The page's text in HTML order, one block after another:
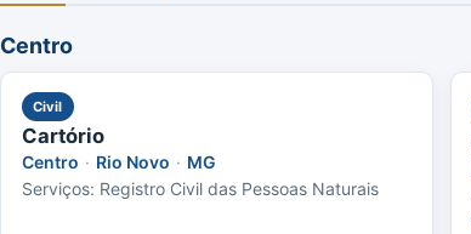
Centro
Civil
Cartório
Centro · Rio Novo · MG
Serviços: Registro Civil das Pessoas Naturais